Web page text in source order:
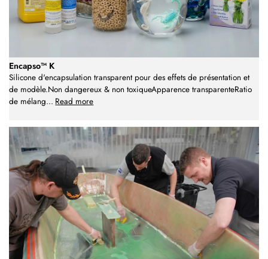
Encapso™ K
Silicone d'encapsulation transparent pour des effets de présentation et
de modèle.Non dangereux & non toxiqueApparence transparenteRatio
de mélang... Read more